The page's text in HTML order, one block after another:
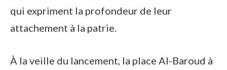
qui expriment la profondeur de leur
attachement à la patrie.
À la veille du lancement, la place Al-Baroud à